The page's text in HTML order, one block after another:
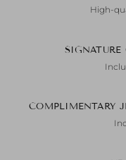
High-
COMPLIMENTARY